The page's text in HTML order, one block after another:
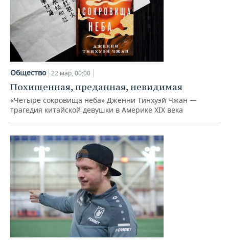
Общество 22 мар, 00:00
Похищенная, преданная, невидимая
«Четыре сокровища неба» Дженни Тинхуэй Чжан —
трагедия китайской девушки в Америке XIX века